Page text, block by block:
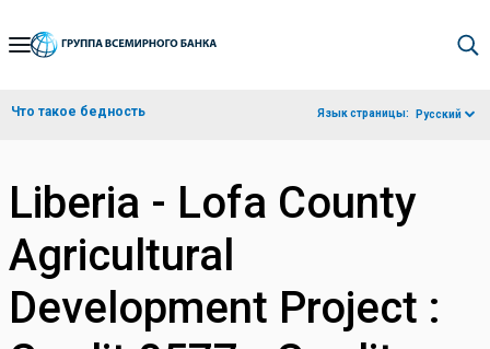
Skip
Navigation
Что такое бедность Язык страницы: Русский
Liberia - Lofa County
Agricultural
Development Project :